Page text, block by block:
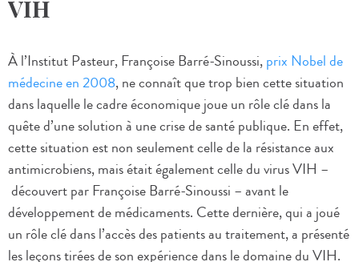
VIH
À l’Institut Pasteur, Françoise Barré-Sinoussi,prix Nobel de
médecine en 2008, ne connaît que trop bien cette situation
dans laquelle le cadre économique joue un rôle clé dans la
quête d’une solution à une crise de santé publique. En effet,
cette situation est non seulement celle de la résistance aux
antimicrobiens, mais était également celle du virus VIH –
découvert par Françoise Barré-Sinoussi – avant le
développement de médicaments. Cette dernière, qui a joué
un rôle clé dans l’accès des patients au traitement, a présenté
les leçons tirées de son expérience dans le domaine du VIH.